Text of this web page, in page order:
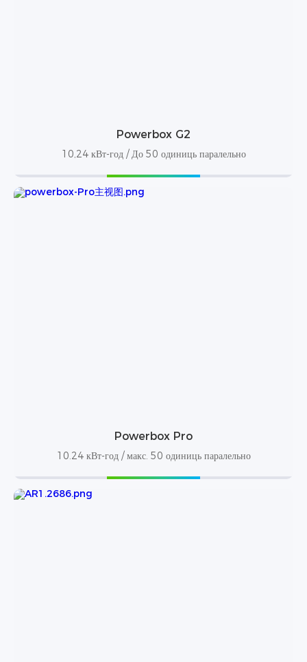
Powerbox G2
10,24 кВт-год / До 50 одиниць паралельно
Powerbox Pro
10.24 кВт-год / макс. 50 одиниць паралельно